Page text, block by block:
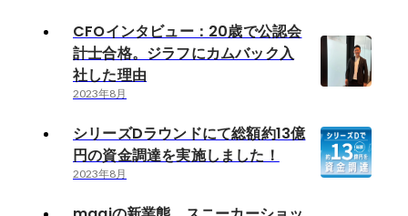
CFOインタビュー：20歳で公認会
計士合格。ジラフにカムバック入
社した理由
2023年8月
シリーズDラウンドにて総額約13億
円の資金調達を実施しました！
2023年8月